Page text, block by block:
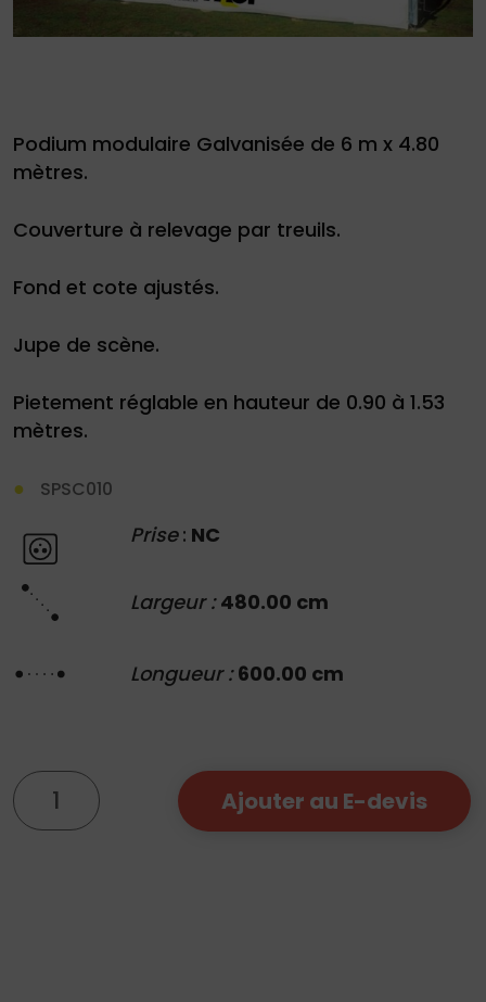
Podium modulaire Galvanisée de 6 m x 4.80
mètres.
Couverture à relevage par treuils.
Fond et cote ajustés.
Jupe de scène.
Pietement réglable en hauteur de 0.90 à 1.53
mètres.
SPSC010
Prise : NC
Largeur :480.00 cm
Longueur :600.00 cm
quantité
de
Ajouter au E-devis
Demande
devis
01
04
50 |